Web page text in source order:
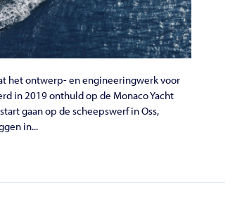
het ontwerp- en engineeringwerk voor
in 2019 onthuld op de Monaco Yacht
gaan op de scheepswerf in Oss,
in...